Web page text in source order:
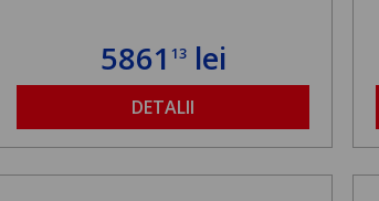
5861 13lei
DETALII